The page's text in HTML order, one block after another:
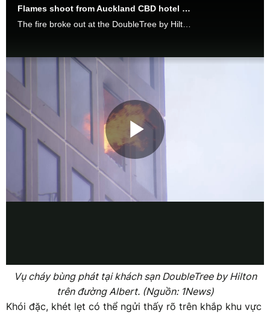
Vụ cháy bùng phát tại khách sạn DoubleTree by Hilton
trên đường Albert. (Nguồn: 1News)
Khói đặc, khét lẹt có thể ngửi thấy rõ trên khắp khu vực